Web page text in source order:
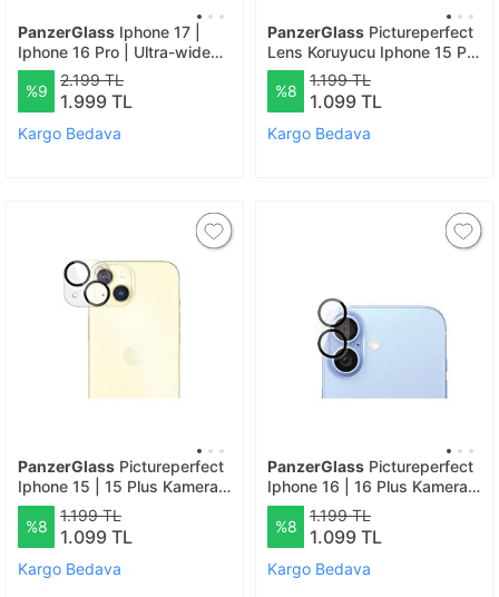
PanzerGlass Iphone 17 |
Iphone 16 Pro | Ultra-wide
Fit Çerçeve Aparatlı 2 Yönlü
Gizli/hayalet Ekranlı Koruyucu
%9
2.199 TL
1.999 TL
Kargo Bedava
PanzerGlass Pictureperfect
Lens Koruyucu Iphone 15 Pro
Ve Iphone 15 Pro Max -
Şeffaf
%8
1.199 TL
1.099 TL
Kargo Bedava
PanzerGlass Pictureperfect
Iphone 15 | 15 Plus Kamera
Lens Koruyucu
%8
1.199 TL
1.099 TL
Kargo Bedava
PanzerGlass Pictureperfect
Iphone 16 | 16 Plus Kamera
Lens Koruyucu
%8
1.199 TL
1.099 TL
Kargo Bedava